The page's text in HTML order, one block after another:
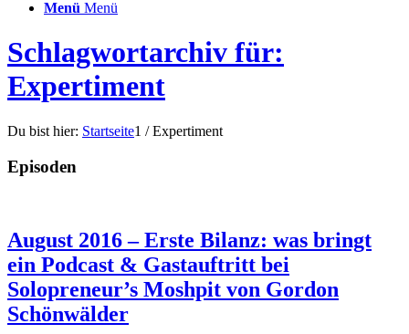
Menü Menü
Schlagwortarchiv für:
Expertiment
Du bist hier: Startseite1 / Expertiment
Episoden
August 2016 – Erste Bilanz: was bringt
ein Podcast & Gastauftritt bei
Solopreneur’s Moshpit von Gordon
Schönwälder